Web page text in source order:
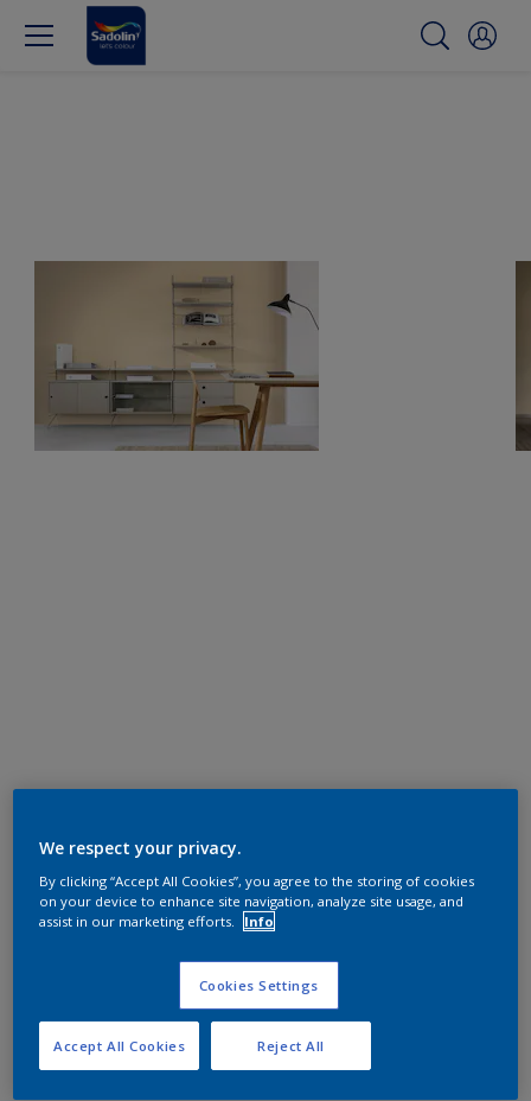
We respect your privacy.
By clicking “Accept All Cookies”, you agree to the storing of cookies
on your device to enhance site navigation, analyze site usage, and
assist in our marketing efforts.
Info
Cookies Settings
Reject All
Accept All Cookies